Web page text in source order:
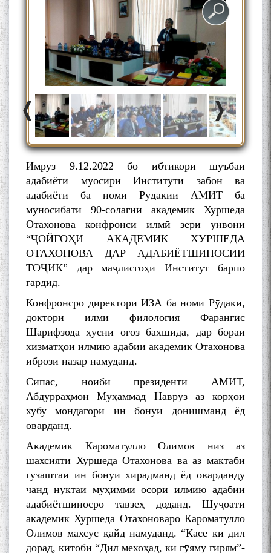
Имрӯз 9.12.2022 бо ибтикори шуъбаи
адабиёти муосири Институти забон ва
адабиёти ба номи Рӯдакии АМИТ ба
муносибати 90-солагии академик Хуршеда
Отахонова конфронси илмӣ зери унвони
“ҶОЙГОҲИ АКАДЕМИК ХУРШЕДА
ОТАХОНОВА ДАР АДАБИЁТШИНОСИИ
ТОҶИК” дар маҷлисгоҳи Институт барпо
гардид.
Конфронсро директори ИЗА ба номи Рӯдакӣ,
доктори илми филология Фарангис
Шарифзода ҳусни оғоз бахшида, дар бораи
хизматҳои илмию адабии академик Отахонова
ибрози назар намуданд.
Сипас, ноиби президенти АМИТ,
Абдурраҳмон Муҳаммад Наврӯз аз корҳои
хубу мондагори ин бонуи донишманд ёд
оварданд.
Академик Кароматулло Олимов низ аз
шахсияти Хуршеда Отахонова ва аз мактаби
гузаштаи ин бонуи хирадманд ёд оварданду
чанд нуктаи муҳимми осори илмию адабии
адабиётшиносро тавзеҳ доданд. Шуҷоати
академик Хуршеда Отахоноваро Кароматулло
Олимов махсус қайд намуданд. “Касе ки дил
дорад, китоби “Дил мехоҳад, ки гӯяму гирям”-